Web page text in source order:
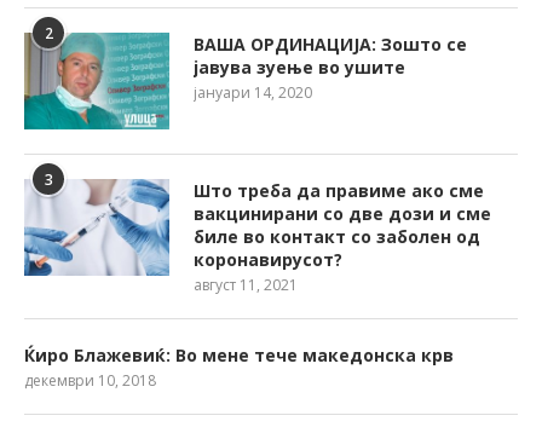
2
ВАША ОРДИНАЦИЈА: Зошто се
јавува зуење во ушите
јануари 14, 2020
3
Што треба да правиме ако сме
вакцинирани со две дози и сме
биле во контакт со заболен од
коронавирусот?
август 11, 2021
Ќиро Блажевиќ: Во мене тече македонска крв
декември 10, 2018